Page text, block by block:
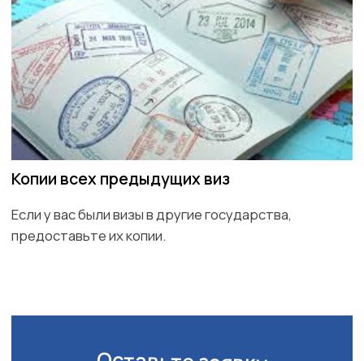
Свяжитесь с нами по телефону или
оставьте заявку на сайте
Расскажите о планируемой
и типе необходимого
прозрачность на всех этапах оформления. Наши